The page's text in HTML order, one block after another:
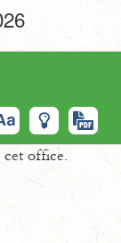
cet office.